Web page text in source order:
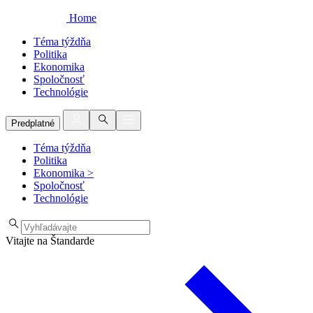
Home
Téma týždňa
Politika
Ekonomika
Spoločnosť
Technológie
Predplatné
Téma týždňa
Politika
Ekonomika >
Spoločnosť
Technológie
Vitajte na Štandarde